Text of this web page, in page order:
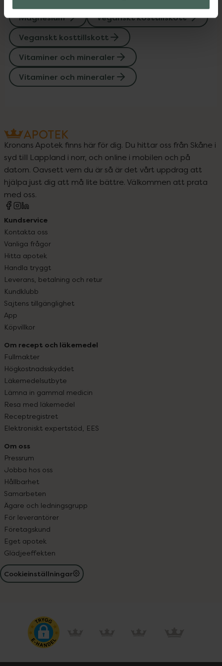
Magnesium
Veganskt kosttillskott
Veganskt kosttillskott
Vitaminer och mineraler
Vitaminer och mineraler
Kronans Apotek finns här för dig. Du hittar oss från Skåne i
syd till Lappland i norr, och online i mobilen och på
datorn. Oavsett vem du är så är det vårt uppdrag att
hjälpa just dig att må lite bättre. Välkommen att prata
med oss.
Kundservice
Kontakta oss
Vanliga frågor
Hitta apotek
Handla tryggt
Leverans, betalning och retur
Kundklubb
Sajtens tillgänglighet
App
Köpvillkor
Om recept och läkemedel
Fullmakter
Högkostnadsskyddet
Läkemedelsutbyte
Lämna in gammal medicin
Resa med läkemedel
Receptregistret
Elektroniskt expertstöd, EES
Om oss
Pressrum
Jobba hos oss
Hållbarhet
Samarbeten
Ägare och ledningsgrupp
För leverantörer
Företagskund
Eget apotek
Glädjeeffekten
Cookieinställningar